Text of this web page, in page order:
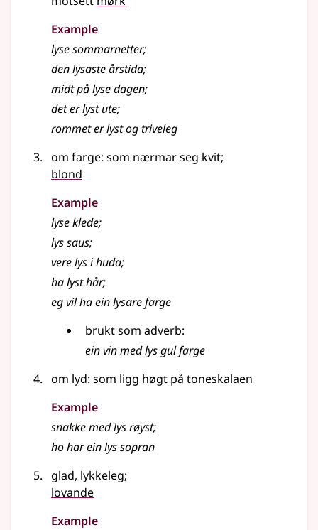
Example
lyse sommarnetter;
denlysasteårstida;
midt pålysedagen;
det erlystute;
rommet erlystog triveleg
om farge: som nærmar seg kvit;
blond
Example
lyseklede;
lyssaus;
verelysi huda;
halysthår;
eg vil ha ein lysare farge
brukt som adverb:
ein vin medlysgul farge
om lyd: som ligg høgt på toneskalaen
Example
snakke medlysrøyst;
ho har einlyssopran
glad, lykkeleg;
lovande
Example